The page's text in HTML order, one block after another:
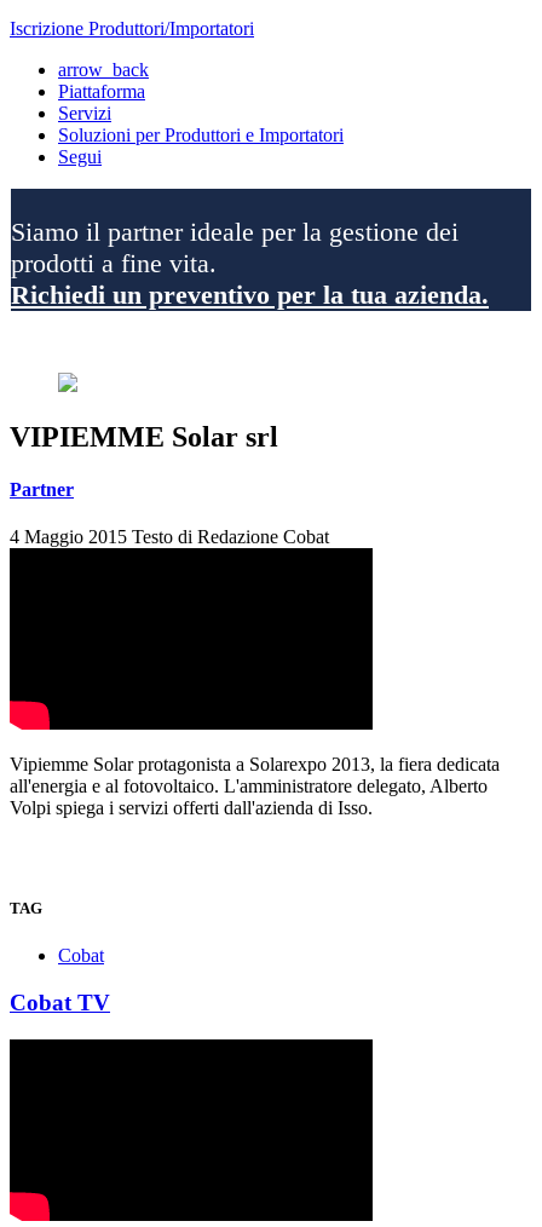
Iscrizione Produttori/Importatori
arrow_back
Piattaforma
Servizi
Soluzioni per Produttori e Importatori
Segui
Siamo il partner ideale per la gestione dei
prodotti a fine vita.
Richiedi un preventivo per la tua azienda.
VIPIEMME Solar srl
Partner
4 Maggio 2015 Testo di Redazione Cobat
Vipiemme Solar protagonista a Solarexpo 2013, la fiera dedicata
all'energia e al fotovoltaico. L'amministratore delegato, Alberto
Volpi spiega i servizi offerti dall'azienda di Isso.
TAG
Cobat
Cobat TV